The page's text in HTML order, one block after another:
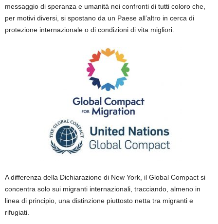
messaggio di speranza e umanità nei confronti di tutti coloro che,
per motivi diversi, si spostano da un Paese all’altro in cerca di
protezione internazionale o di condizioni di vita migliori.
A differenza della Dichiarazione di New York, il Global Compact si
concentra solo sui migranti internazionali, tracciando, almeno in
linea di principio, una distinzione piuttosto netta tra migranti e
rifugiati.